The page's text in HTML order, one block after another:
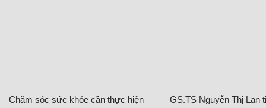
Chăm sóc sức khỏe cần thực hiện
GS.TS Nguyễn Thị Lan